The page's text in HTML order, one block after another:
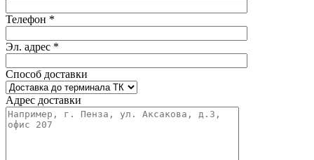
Телефон *
Эл. адрес *
Способ доставки
Адрес доставки